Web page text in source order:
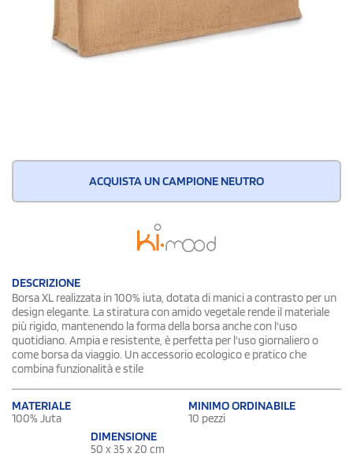
ACQUISTA UN CAMPIONE NEUTRO
DESCRIZIONE
Borsa XL realizzata in 100% iuta, dotata di manici a contrasto per un
design elegante. La stiratura con amido vegetale rende il materiale
più rigido, mantenendo la forma della borsa anche con l'uso
quotidiano. Ampia e resistente, è perfetta per l'uso giornaliero o
come borsa da viaggio. Un accessorio ecologico e pratico che
combina funzionalità e stile
MATERIALE
100% Juta
MINIMO ORDINABILE
10 pezzi
DIMENSIONE
50 x 35 x 20 cm